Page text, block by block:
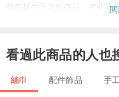
發各類生活化的商品，將藍染
//商品資訊//
冷熱不定的初秋，穿衣上總是
看過此商品的人也
絲巾 配件飾品 手